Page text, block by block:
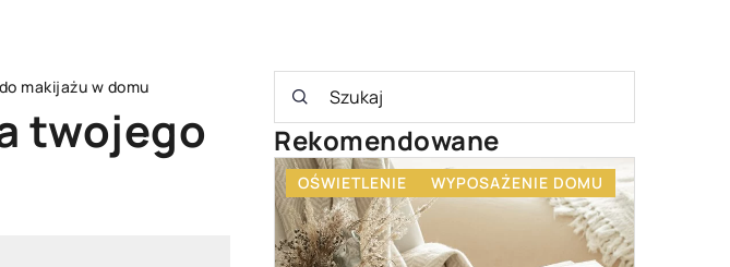
makijażu w domu
twojego
Rekomendowane
WYPOSAŻENIE DOMU